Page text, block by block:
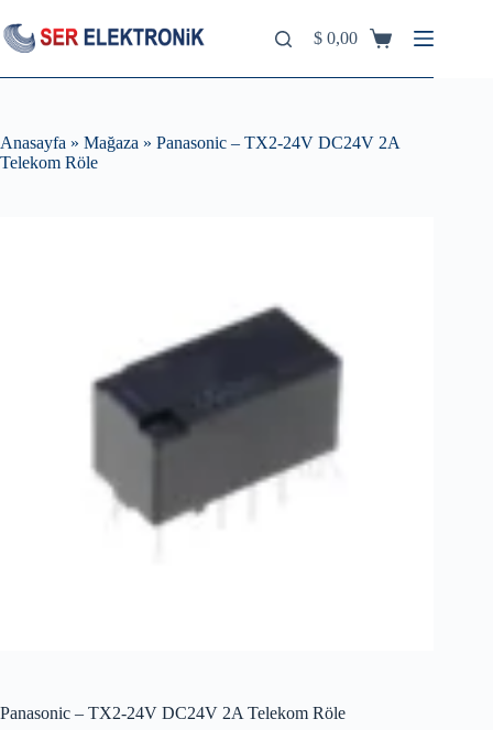
to
content
Shopping
$ 0,00
Anasayfa » Mağaza » Panasonic – TX2-24V DC24V 2A
Telekom Röle
Panasonic – TX2-24V DC24V 2A Telekom Röle